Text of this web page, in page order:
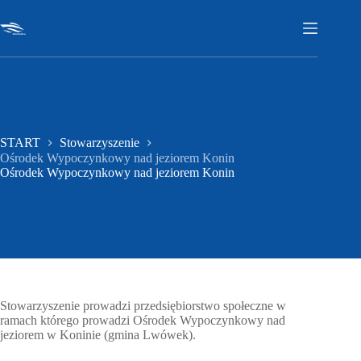
do
treści
START
Stowarzyszenie
Ośrodek Wypoczynkowy nad jeziorem Konin
Ośrodek Wypoczynkowy nad jeziorem Konin
Stowarzyszenie prowadzi przedsiębiorstwo społeczne w
ramach którego prowadzi Ośrodek Wypoczynkowy nad
jeziorem w Koninie (gmina Lwówek).